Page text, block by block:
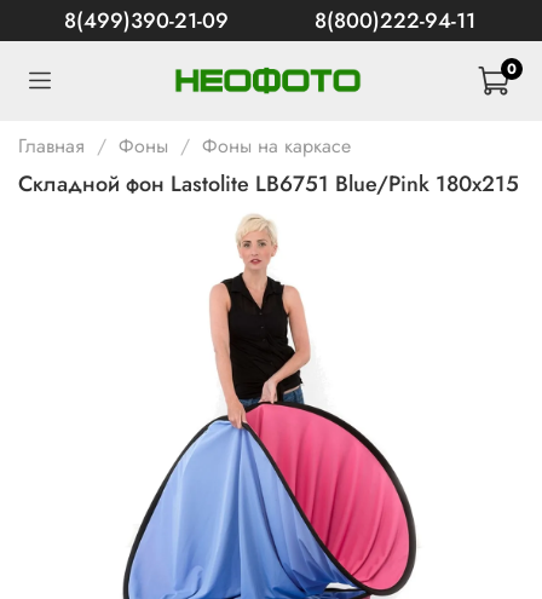
8(499)390-21-09 8(800)222-94-11
0
Главная Фоны Фоны на каркасе
Складной фон Lastolite LB6751 Blue/Pink 180х215